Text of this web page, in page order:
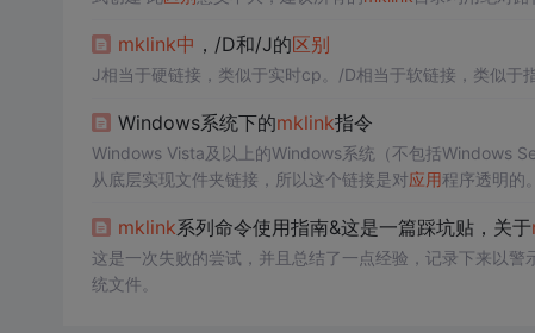
mklink中 ，/D和/J的区别
J相当于硬链接，类似于实时cp。/D相当于软链接，类似于指
Windows系统下的mklink指令
Windows Vista及以上的Windows系统（不包括Windows
从底层实现文件夹链接，所以这个链接是对应用程序透明的
mklink系列命令使用指南&这是一篇踩坑贴，关于
这是一次失败的尝试，并且总结了一点经验，记录下来以警
统文件。